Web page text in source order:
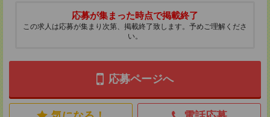
応募が集まった時点で掲載終了
この求人は応募が集まり次第、掲載終了致します。予めご理解くださ
い。
応募ページへ